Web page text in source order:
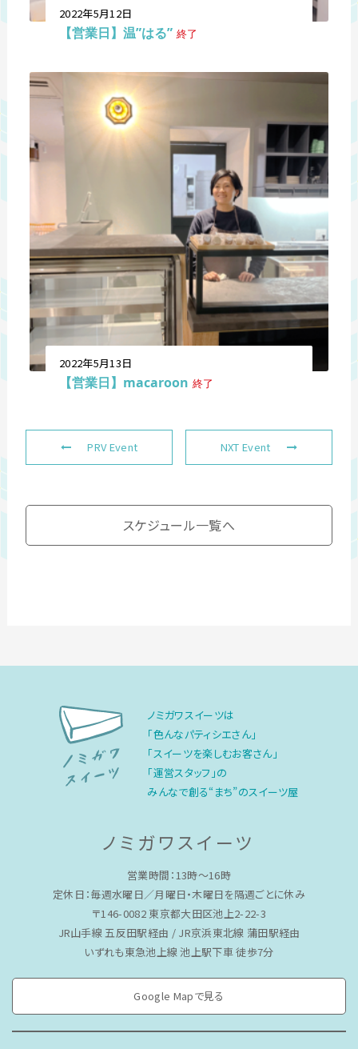
2022年5月12日
【営業日】温”はる” 終了
2022年5月13日
【営業日】macaroon 終了
PRV Event NXT Event
スケジュール一覧へ
ノミガワスイーツは
「色んなパティシエさん」
「スイーツを楽しむお客さん」
「運営スタッフ」の
みんなで創る“まち”のスイーツ屋
ノミガワスイーツ
営業時間：13時〜16時
定休日：毎週水曜日／月曜日・木曜日を隔週ごとに休み
〒146-0082 東京都大田区池上2-22-3
JR山手線 五反田駅経由 / JR京浜東北線 蒲田駅経由
いずれも東急池上線 池上駅下車 徒歩7分
Google Mapで見る